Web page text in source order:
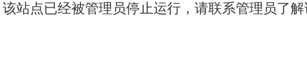
站点已经被管理员停止运行，请联系管理员了